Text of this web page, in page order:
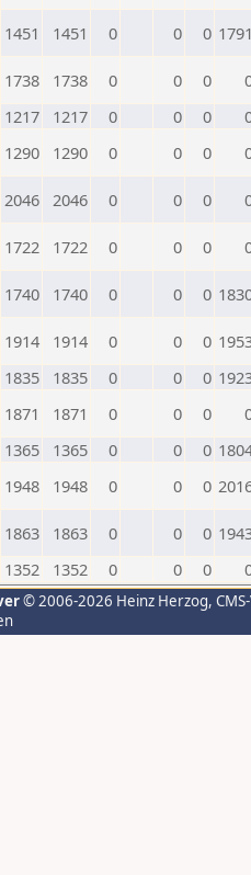
1451 1451 0 0 0
1738 1738 0 0 0
1217 1217 0 0 0
1290 1290 0 0 0
2046 2046 0 0 0
1722 1722 0 0 0
1740 1740 0 0 0
1914 1914 0 0 0
1835 1835 0 0 0
1871 1871 0 0 0
1365 1365 0 0 0
1948 1948 0 0 0
1863 1863 0 0 0
1352 1352 0 0 0
© 2006-2026 Heinz Herzog,